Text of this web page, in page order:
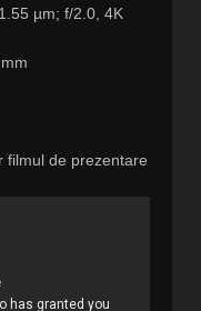
µm; f/2.0, 4K
filmul de prezentare